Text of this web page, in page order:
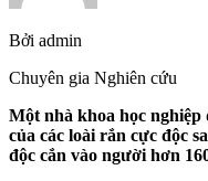
Bởi admin
Chuyên gia Nghiên cứu
Một nhà khoa học
của các loài rắn cực độc
độc cắn vào người hơn